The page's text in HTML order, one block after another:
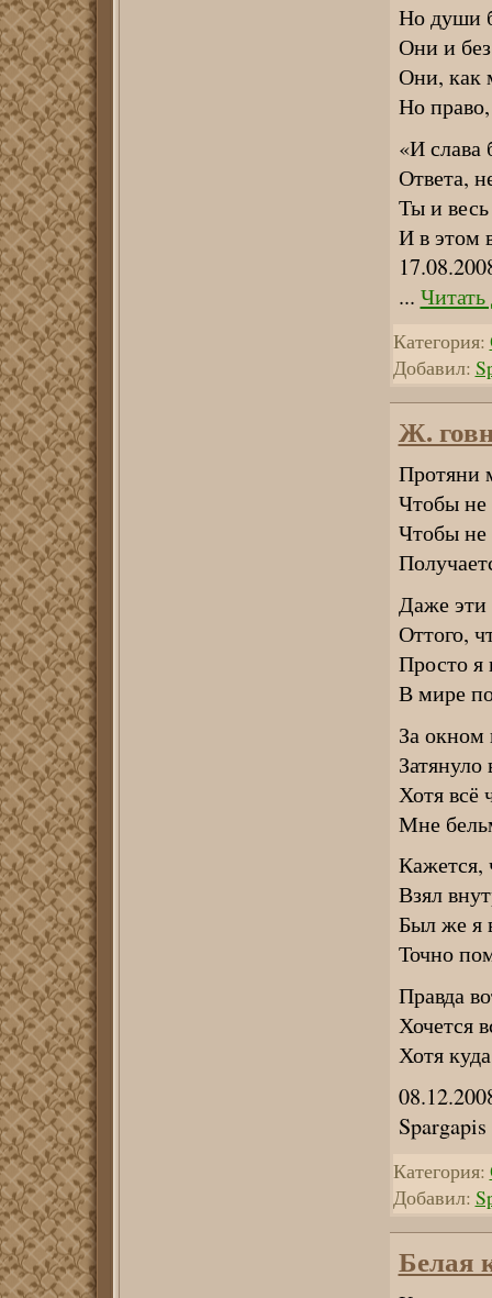
Но души
Они и
Они, как
Но
«И слава
Ответа,
Ты и
И в этом
...
Категория:
Добавил:
Ж.
Протяни
Чтобы не
Чтобы не
Даже эти
Оттого,
Просто я
В мире
За окном
Хотя всё
Мне
Кажется,
Взял
Был же я
Точно
Правда
Хочется
Хотя
Spargapis
Категория:
Добавил:
Белая